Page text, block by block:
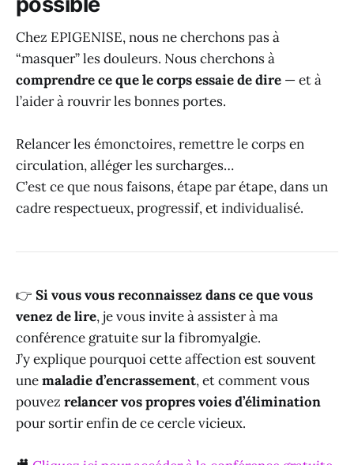
Chez EPIGENISE, nous ne cherchons pas à
“masquer” les douleurs. Nous cherchons à
comprendre ce que le corps essaie de dire — et à
l’aider à rouvrir les bonnes portes.
Relancer les émonctoires, remettre le corps en
circulation, alléger les surcharges…
C’est ce que nous faisons, étape par étape, dans un
cadre respectueux, progressif, et individualisé.
👉 Si vous vous reconnaissez dans ce que vous
venez de lire, je vous invite à assister à ma
conférence gratuite sur la fibromyalgie.
J’y explique pourquoi cette affection est souvent
unemaladie d’encrassement, et comment vous
pouvez relancer vos propres voies d’élimination
pour sortir enfin de ce cercle vicieux.